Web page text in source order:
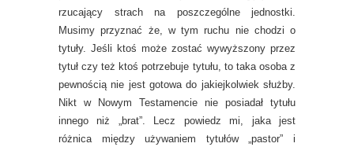
rzucający strach na poszczególne jednostki.
Musimy przyznać że, w tym ruchu nie chodzi o
tytuły. Jeśli ktoś może zostać wywyższony przez
tytuł czy też ktoś potrzebuje tytułu, to taka osoba z
pewnością nie jest gotowa do jakiejkolwiek służby.
Nikt w Nowym Testamencie nie posiadał tytułu
innego niż „brat”. Lecz powiedz mi, jaka jest
różnica między używaniem tytułów „pastor” i